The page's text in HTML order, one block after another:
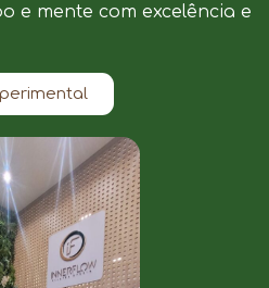
e mente com excelência e